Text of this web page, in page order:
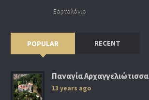
Εορτολόγιο
POPULAR RECENT
Παναγία Αρχαγγελιώτισσα
13 years ago